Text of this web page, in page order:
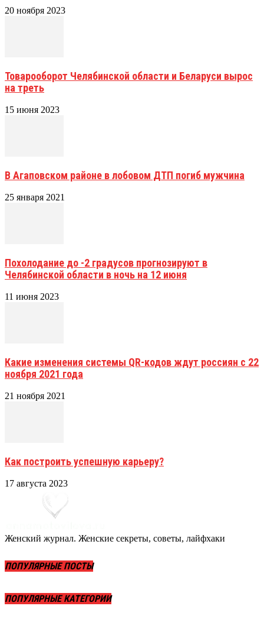
20 ноября 2023
Товарооборот Челябинской области и Беларуси вырос
на треть
15 июня 2023
В Агаповском районе в лобовом ДТП погиб мужчина
25 января 2021
Похолодание до -2 градусов прогнозируют в
Челябинской области в ночь на 12 июня
11 июня 2023
Какие изменения системы QR-кодов ждут россиян с 22
ноября 2021 года
21 ноября 2021
Как построить успешную карьеру?
17 августа 2023
Женский журнал. Женские секреты, советы, лайфхаки
ПОПУЛЯРНЫЕ ПОСТЫ
ПОПУЛЯРНЫЕ КАТЕГОРИИ